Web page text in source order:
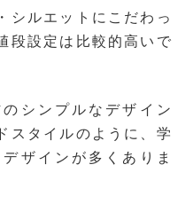
シルエットにこだわっ
段設定は比較的高いで
シンプルなデザイン
スタイルのように、学
ザインが多くありま